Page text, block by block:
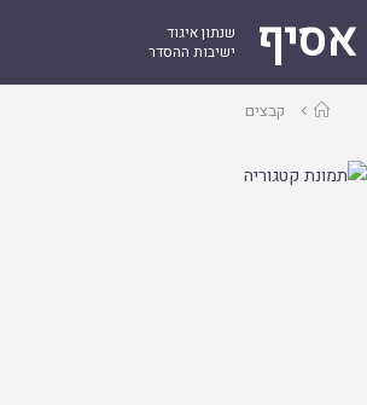
אסיף
שנתון איגוד
ישיבות ההסדר
עמודקבצים